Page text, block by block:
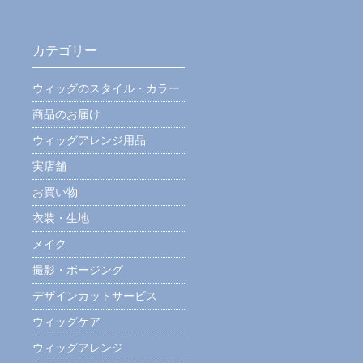
カテゴリー
ウィッグのスタイル・カラー
商品のお届け
ウィッグアレンジ用品
実店舗
お買い物
衣装・生地
メイク
撮影・ポージング
デザインカットサービス
ウィッグケア
ウィッグアレンジ